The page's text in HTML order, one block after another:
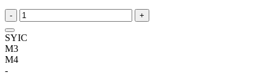
- +
SYIC
M3
M4
-